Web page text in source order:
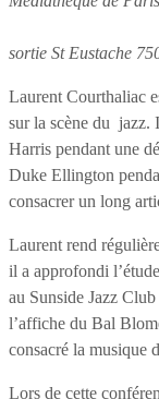
sortie St Eustache
Laurent Courthaliac
sur la scène du jazz.
Harris pendant une
Duke Ellington
consacrer un long
Laurent rend
il a approfondi
au Sunside Jazz
l’affiche du Bal
consacré la musique
Lors de cette